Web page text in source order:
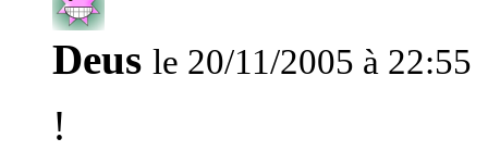
Deus le 20/11/2005 à 22:55
!